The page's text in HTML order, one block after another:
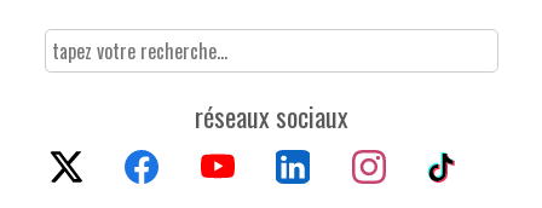
réseaux sociaux